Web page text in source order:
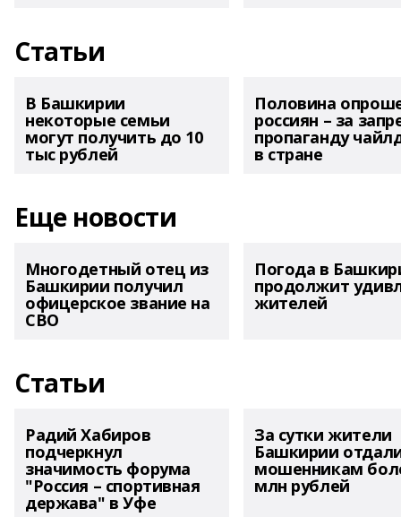
Статьи
В Башкирии
некоторые семьи
могут получить до 10
тыс рублей
Половина
россиян – за
пропаганду
в стране
Еще новости
Многодетный отец из
Башкирии получил
офицерское звание на
СВО
Погода в
продолжит
жителей
Статьи
Радий Хабиров
подчеркнул
значимость форума
"Россия – спортивная
держава" в Уфе
За сутки жители
Башкирии
мошенникам
млн рублей